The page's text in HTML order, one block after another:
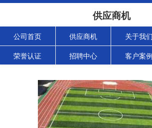
供应商机
公司首页 供应商机 关于我们
荣誉认证 招聘中心 客户案例